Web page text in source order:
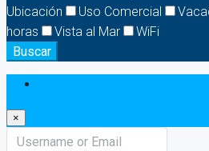
Ubicación
Uso Comercial
horas
Vista al Mar
WiFi
Buscar
×